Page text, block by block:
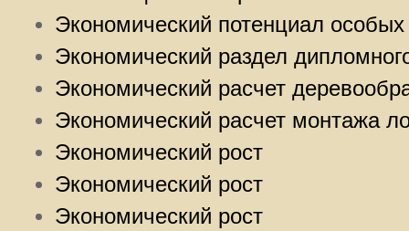
Экономический потенциал
Экономический раздел
Экономический расчет
Экономический расчет монтажа
Экономический рост
Экономический рост
Экономический рост